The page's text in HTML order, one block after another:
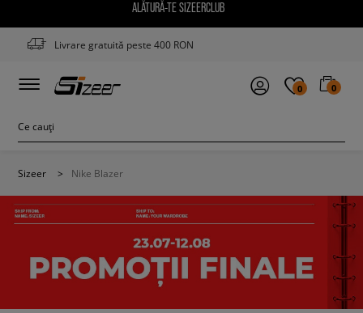
ALĂTURĂ-TE SIZEERCLUB
Livrare gratuită peste 400 RON
0 0
Sizeer > Nike Blazer